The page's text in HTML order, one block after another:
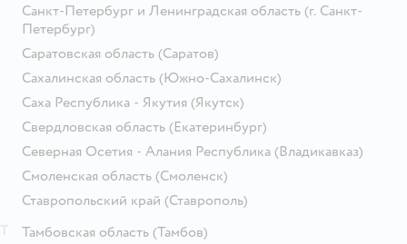
Санкт-Петербург и Ленинградская область (г. Санкт-
Петербург)
Саратовская область (Саратов)
Сахалинская область (Южно-Сахалинск)
Саха Республика - Якутия (Якутск)
Свердловская область (Екатеринбург)
Северная Осетия - Алания Республика (Владикавказ)
Смоленская область (Смоленск)
Ставропольский край (Ставрополь)
Тамбовская область (Тамбов)